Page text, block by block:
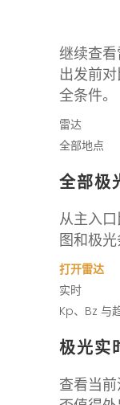
继续查
出发前
全条件。
雷达
全部地点
全部极
从主入
图和极光
打开雷达
实时
Kp、Bz 与
极光实
查看当